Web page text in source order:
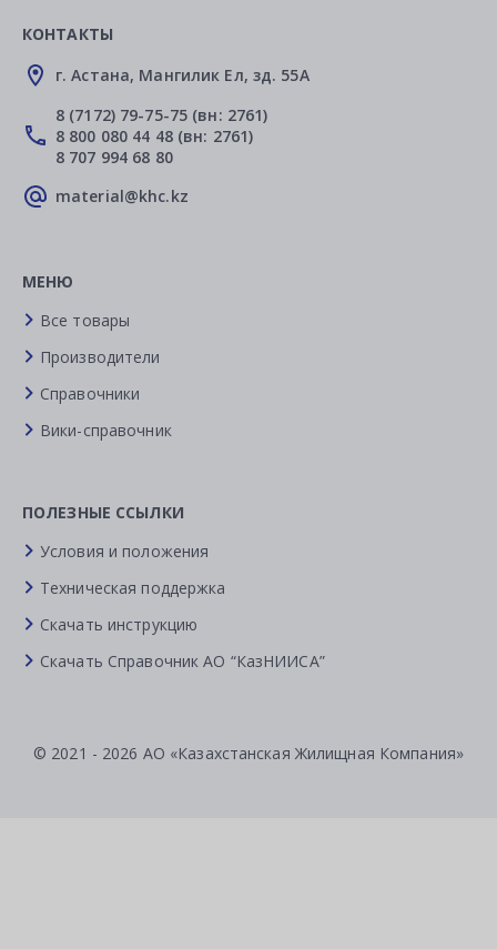
КОНТАКТЫ
г. Астана, Мангилик Ел, зд. 55А
8 (7172) 79-75-75 (вн: 2761)
8 800 080 44 48 (вн: 2761)
8 707 994 68 80
material@khc.kz
МЕНЮ
Все товары
Производители
Справочники
Вики-справочник
ПОЛЕЗНЫЕ ССЫЛКИ
Условия и положения
Техническая поддержка
Скачать инструкцию
Скачать Справочник АО “КазНИИСА”
© 2021 - 2026 АО «Казахстанская Жилищная Компания»